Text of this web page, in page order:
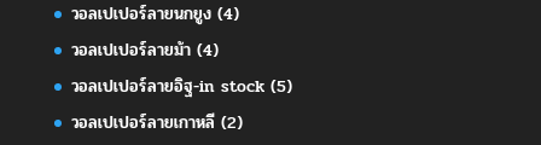
วอลเปเปอร์ลายนกยูง(4)
วอลเปเปอร์ลายม้า(4)
วอลเปเปอร์ลายอิฐ-in stock(5)
วอลเปเปอร์ลายเกาหลี(2)